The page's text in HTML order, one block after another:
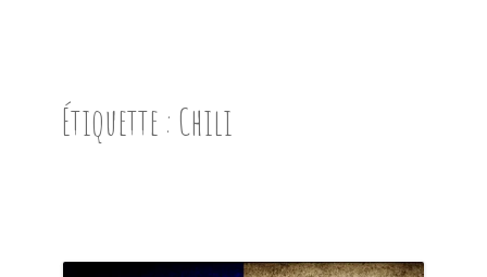
PRÉSENTATION
Étiquette : Chili